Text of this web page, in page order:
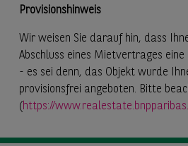
Provisionshinweis
Wir weisen Sie darauf hin, dass
Abschluss eines Mietvertrages
- es sei denn, das Objekt wurde
provisionsfrei angeboten. Bitte
(https://